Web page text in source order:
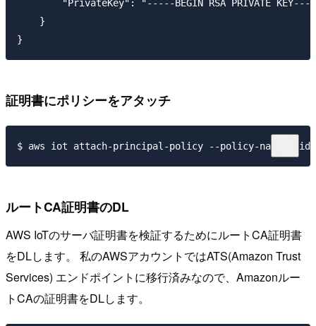
"PrivateKey": "-----BEGIN RSA PRIVATE
    }
証明書にポリシーをアタッチ
ルートCA証明書のDL
AWS IoTのサーバ証明書を検証するためにルートCA証明書
をDLします。 私のAWSアカウントではATS(Amazon Trust
Services) エンドポイントに移行済みなので、Amazonルー
トCAの証明書をDLします。